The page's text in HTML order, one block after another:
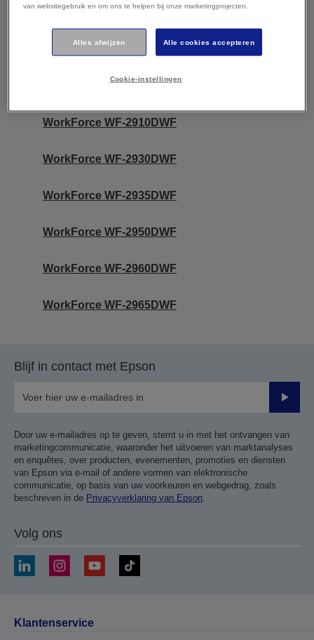
compatibel met een of twee artikelen in
dit assortiment. Zie voor meer informatie
van uw product.
WorkForce WF-2910DWF
WorkForce WF-2930DWF
WorkForce WF-2935DWF
WorkForce WF-2950DWF
WorkForce WF-2960DWF
WorkForce WF-2965DWF
Blijf in contact met Epson
Door uw e-mailadres op te geven, stemt u in met het ontvangen van
marketingcommunicatie, waaronder het uitvoeren van marktanalyses
en enquêtes, over producten, evenementen, promoties en diensten
van Epson via e-mail of andere vormen van elektronische
communicatie, op basis van uw voorkeuren en webgedrag, zoals
beschreven in de Privacyverklaring van Epson.
Volg ons
Klantenservice
van websitegebruik en om ons te helpen bij onze marketingprojecten.
Alles afwijzen Alle cookies accepteren
Cookie-instellingen